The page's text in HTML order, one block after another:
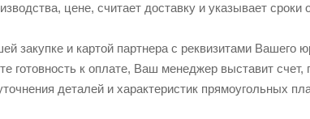
цене, считает доставку и указывает сроки
закупке и картой партнера с реквизитами
к оплате, Ваш менеджер выставит счет,
деталей и характеристик прямоугольных